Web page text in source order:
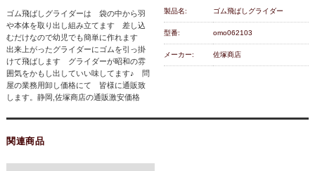
ゴム飛ばしグライダーは 袋の中から羽
や本体を取り出し組み立てます 差し込
むだけなので幼児でも簡単に作れます
出来上がったグライダーにゴムを引っ掛
けて飛ばします グライダーが昭和の雰
囲気をかもし出していい味してます♪ 問
屋の業務用卸し価格にて 皆様に通販致
します。静岡,佐塚商店の通販激安価格
製品名: ゴム飛ばしグライダー
型番: omo062103
メーカー: 佐塚商店
関連商品